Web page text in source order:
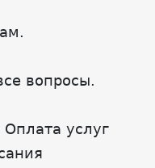
вопросы.
услуг